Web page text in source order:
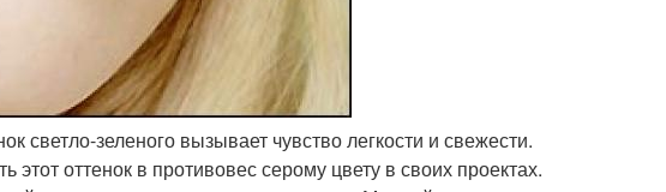
светло-зеленого вызывает чувство легкости и свежести.
оттенок в противовес серому цвету в своих проектах.